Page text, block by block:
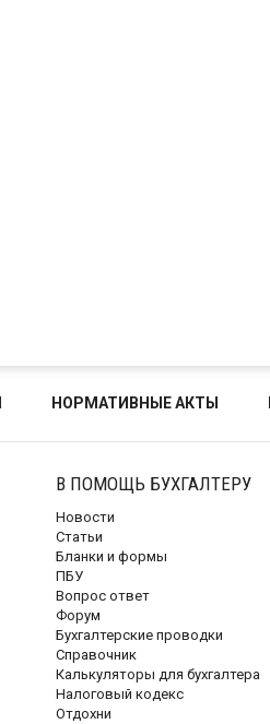
НОРМАТИВНЫЕ АКТЫ
В ПОМОЩЬ БУХГАЛТЕРУ
Новости
Статьи
Бланки и формы
ПБУ
Вопрос ответ
Форум
Бухгалтерские проводки
Справочник
Калькуляторы для бухгалтера
Налоговый кодекс
Отдохни